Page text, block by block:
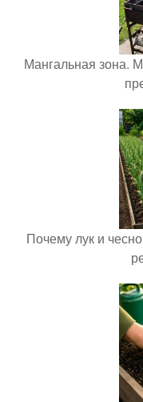
Мангальная зона.
Почему лук и